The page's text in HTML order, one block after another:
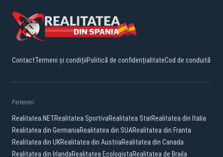
ContactTermeni și condițiiPolitică de confidențialitateCod de conduită
Parteneri:
Realitatea.NETRealitatea SportivaRealitatea StarRealitatea din Italia
Realitatea din GermaniaRealitatea din SUARealitatea din Franta
Realitatea din UKRealitatea din AustriaRealitatea din Canada
Realitatea din IrlandaRealitatea EcologistaRealitatea de Braila